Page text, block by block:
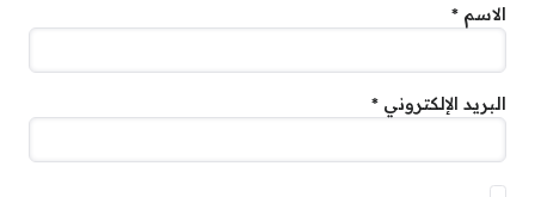
الاسم *
البريد الإلكتروني *